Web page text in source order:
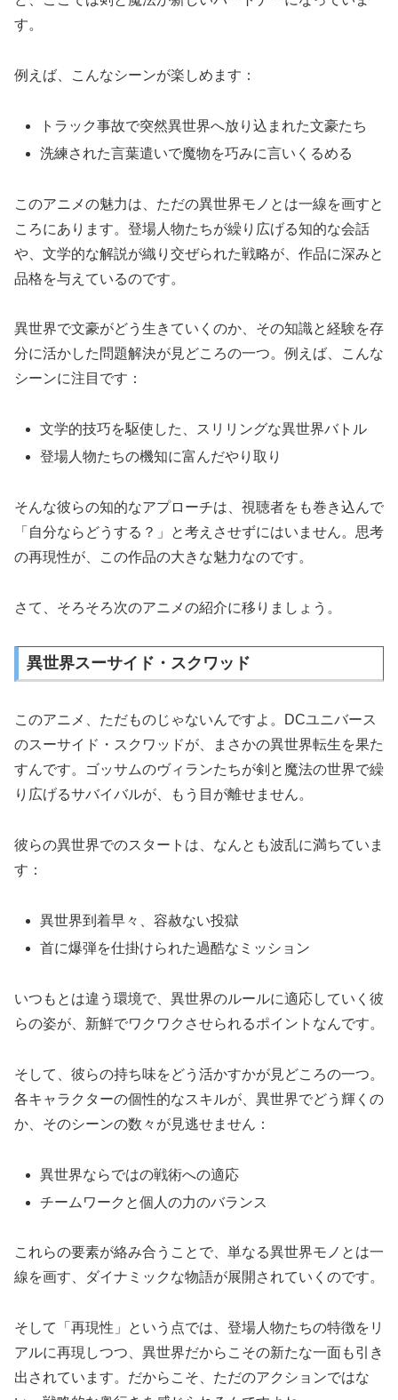
す。
例えば、こんなシーンが楽しめます：
トラック事故で突然異世界へ放り込まれた文豪たち
洗練された言葉遣いで魔物を巧みに言いくるめる
このアニメの魅力は、ただの異世界モノとは一線を画すと
ころにあります。登場人物たちが繰り広げる知的な会話
や、文学的な解説が織り交ぜられた戦略が、作品に深みと
品格を与えているのです。
異世界で文豪がどう生きていくのか、その知識と経験を存
分に活かした問題解決が見どころの一つ。例えば、こんな
シーンに注目です：
文学的技巧を駆使した、スリリングな異世界バトル
登場人物たちの機知に富んだやり取り
そんな彼らの知的なアプローチは、視聴者をも巻き込んで
「自分ならどうする？」と考えさせずにはいません。思考
の再現性が、この作品の大きな魅力なのです。
さて、そろそろ次のアニメの紹介に移りましょう。
異世界スーサイド・スクワッド
このアニメ、ただものじゃないんですよ。DCユニバース
のスーサイド・スクワッドが、まさかの異世界転生を果た
すんです。ゴッサムのヴィランたちが剣と魔法の世界で繰
り広げるサバイバルが、もう目が離せません。
彼らの異世界でのスタートは、なんとも波乱に満ちていま
す：
異世界到着早々、容赦ない投獄
首に爆弾を仕掛けられた過酷なミッション
いつもとは違う環境で、異世界のルールに適応していく彼
らの姿が、新鮮でワクワクさせられるポイントなんです。
そして、彼らの持ち味をどう活かすかが見どころの一つ。
各キャラクターの個性的なスキルが、異世界でどう輝くの
か、そのシーンの数々が見逃せません：
異世界ならではの戦術への適応
チームワークと個人の力のバランス
これらの要素が絡み合うことで、単なる異世界モノとは一
線を画す、ダイナミックな物語が展開されていくのです。
そして「再現性」という点では、登場人物たちの特徴をリ
アルに再現しつつ、異世界だからこその新たな一面も引き
出されています。だからこそ、ただのアクションではな